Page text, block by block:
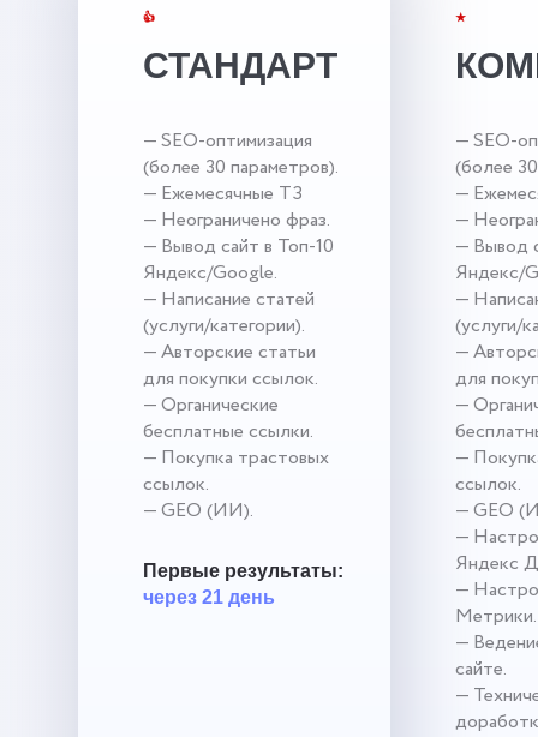
👍
СТАНДАРТ
— SEO-оптимизация
(более 30 параметров).
— Ежемесячные ТЗ
— Неограничено фраз.
— Вывод сайт в Топ-10
Яндекс/Google.
— Написание статей
(услуги/категории).
— Авторские статьи
для покупки ссылок.
— Органические
бесплатные ссылки.
— Покупка трастовых
ссылок.
— GEO (ИИ).
Первые результаты:
через 21 день
★
— SEO-
(более
—
—
— Вывод
Яндекс/
—
(услуги/
—
для
—
—
ссылок.
— GEO
—
Яндекс
—
Метрики.
—
сайте.
—